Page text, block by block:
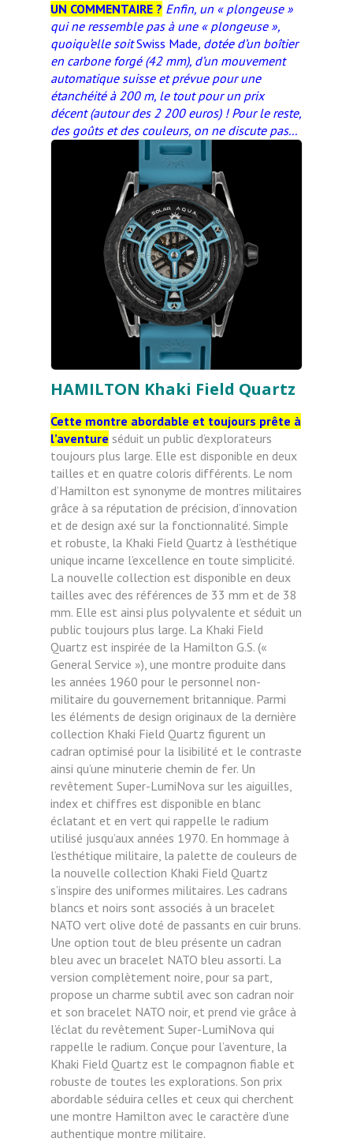
UN COMMENTAIRE ? Enfin, un « plongeuse »
qui ne ressemble pas à une « plongeuse »,
quoiqu’elle soitSwiss Made, dotée d’un boîtier
en carbone forgé (42 mm), d’un mouvement
automatique suisse et prévue pour une
étanchéité à 200 m, le tout pour un prix
décent (autour des 2 200 euros) ! Pour le reste,
des goûts et des couleurs, on ne discute pas...
HAMILTON Khaki Field Quartz
Cette montre abordable et toujours prête à
l’aventure séduit un public d’explorateurs
toujours plus large. Elle est disponible en deux
tailles et en quatre coloris différents. Le nom
d’Hamilton est synonyme de montres militaires
grâce à sa réputation de précision, d’innovation
et de design axé sur la fonctionnalité. Simple
et robuste, la Khaki Field Quartz à l’esthétique
unique incarne l’excellence en toute simplicité.
La nouvelle collection est disponible en deux
tailles avec des références de 33 mm et de 38
mm. Elle est ainsi plus polyvalente et séduit un
public toujours plus large. La Khaki Field
Quartz est inspirée de la Hamilton G.S. («
General Service »), une montre produite dans
les années 1960 pour le personnel non-
militaire du gouvernement britannique. Parmi
les éléments de design originaux de la dernière
collection Khaki Field Quartz figurent un
cadran optimisé pour la lisibilité et le contraste
ainsi qu’une minuterie chemin de fer. Un
revêtement Super-LumiNova sur les aiguilles,
index et chiffres est disponible en blanc
éclatant et en vert qui rappelle le radium
utilisé jusqu’aux années 1970. En hommage à
l’esthétique militaire, la palette de couleurs de
la nouvelle collection Khaki Field Quartz
s’inspire des uniformes militaires. Les cadrans
blancs et noirs sont associés à un bracelet
NATO vert olive doté de passants en cuir bruns.
Une option tout de bleu présente un cadran
bleu avec un bracelet NATO bleu assorti. La
version complètement noire, pour sa part,
propose un charme subtil avec son cadran noir
et son bracelet NATO noir, et prend vie grâce à
l’éclat du revêtement Super-LumiNova qui
rappelle le radium. Conçue pour l’aventure, la
Khaki Field Quartz est le compagnon fiable et
robuste de toutes les explorations. Son prix
abordable séduira celles et ceux qui cherchent
une montre Hamilton avec le caractère d’une
authentique montre militaire.